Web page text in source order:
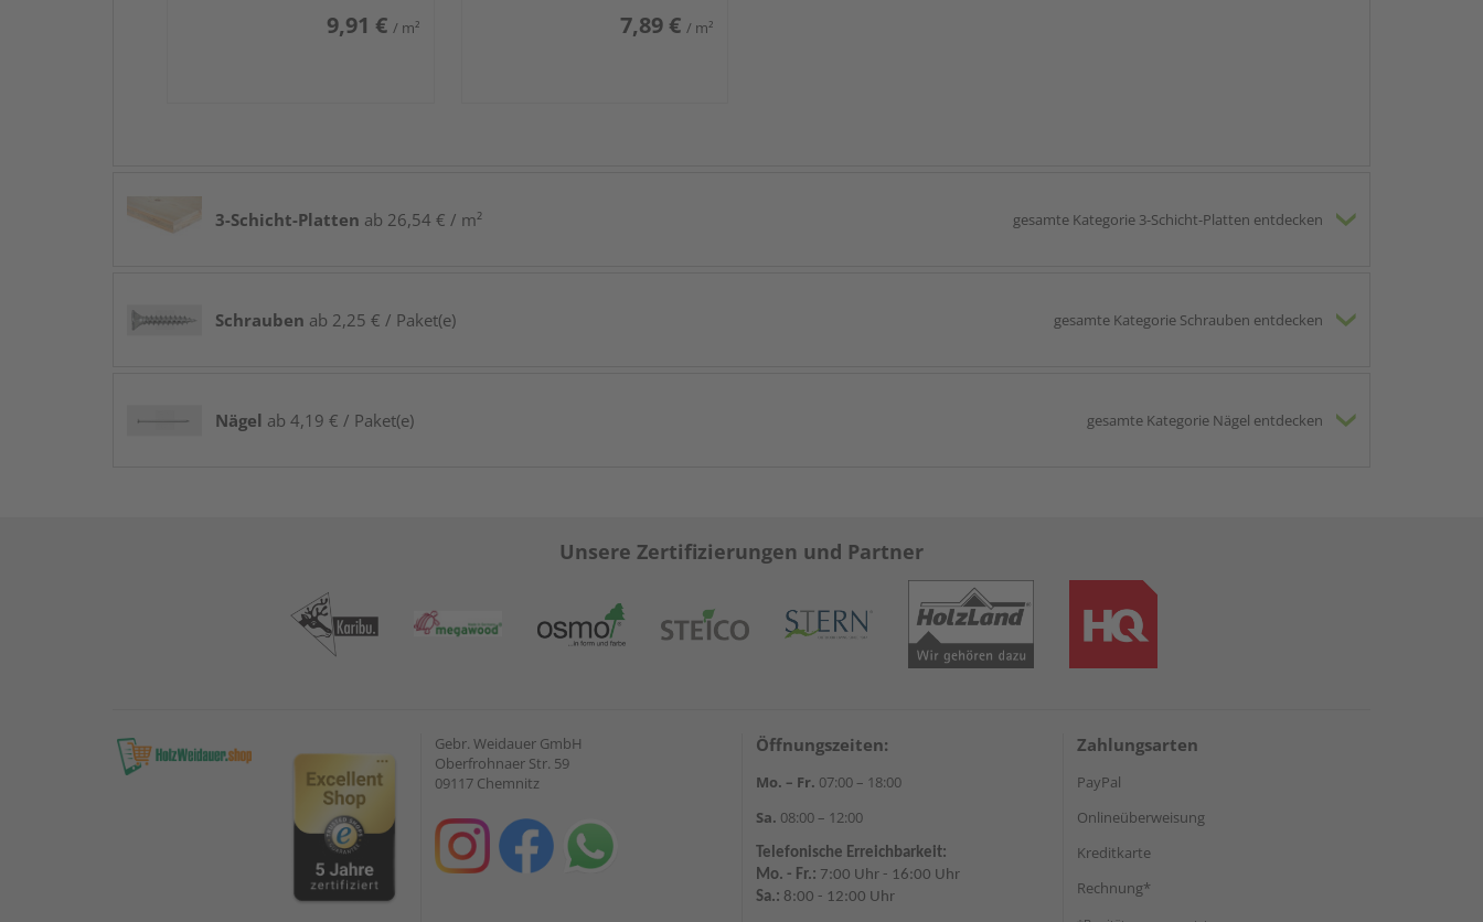
9,91 € / m² 7,89 € / m²
3-Schicht-Platten ab 26,54 € / m² gesamte Kategorie 3-Schicht-Platten entdecken
Schrauben ab 2,25 € / Paket(e) gesamte Kategorie Schrauben entdecken
Nägel ab 4,19 € / Paket(e) gesamte Kategorie Nägel entdecken
Unsere Zertifizierungen und Partner
Gebr. Weidauer GmbH
Oberfrohnaer Str. 59
09117 Chemnitz
Öffnungszeiten:
Mo. – Fr. 07:00 – 18:00
Sa. 08:00 – 12:00
Telefonische Erreichbarkeit:
Mo. - Fr.: 7:00 Uhr - 16:00 Uhr
Sa.: 8:00 - 12:00 Uhr
Zahlungsarten
PayPal
Onlineüberweisung
Kreditkarte
Rechnung*